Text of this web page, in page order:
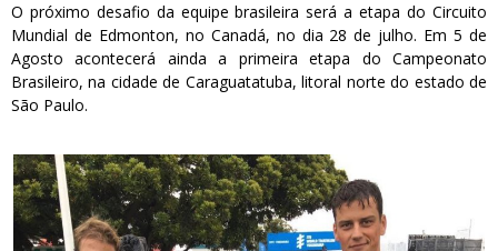
O próximo desafio da equipe brasileira será a etapa do Circuito
Mundial de Edmonton, no Canadá, no dia 28 de julho. Em 5 de
Agosto acontecerá ainda a primeira etapa do Campeonato
Brasileiro, na cidade de Caraguatatuba, litoral norte do estado de
São Paulo.